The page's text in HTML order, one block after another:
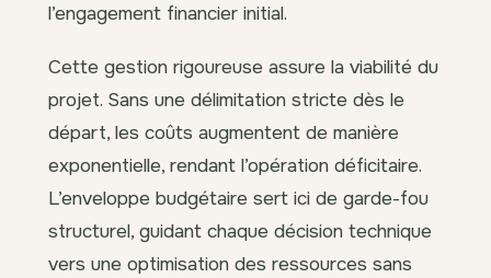
l’engagement financier initial.
Cette gestion rigoureuse assure la viabilité du
projet. Sans une délimitation stricte dès le
départ, les coûts augmentent de manière
exponentielle, rendant l’opération déficitaire.
L’enveloppe budgétaire sert ici de garde-fou
structurel, guidant chaque décision technique
vers une optimisation des ressources sans